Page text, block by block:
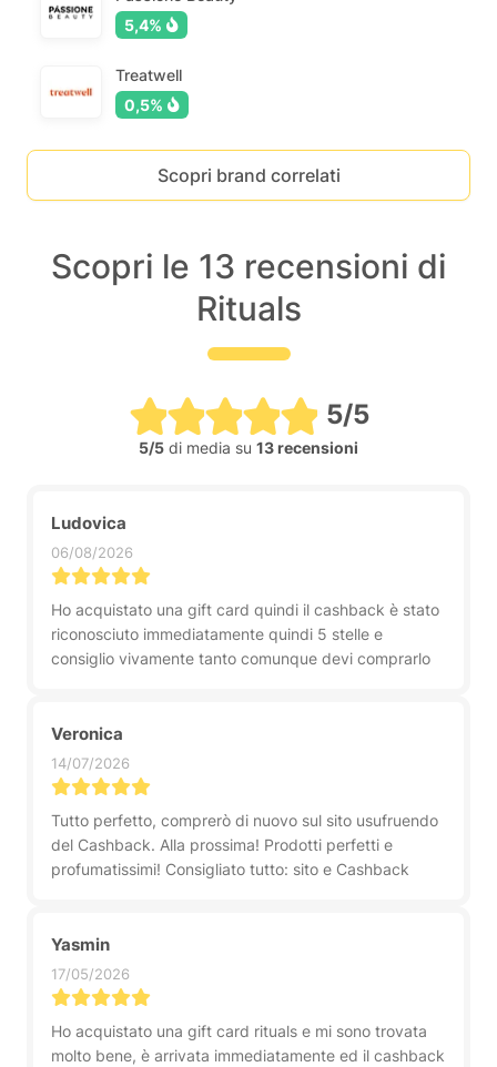
5,4%
Treatwell
0,5%
Scopri brand correlati
Scopri le 13 recensioni di
Rituals
5/5
5/5 di media su 13 recensioni
Ludovica
06/08/2026
Ho acquistato una gift card quindi il cashback è stato
riconosciuto immediatamente quindi 5 stelle e
consiglio vivamente tanto comunque devi comprarlo
Veronica
14/07/2026
Tutto perfetto, comprerò di nuovo sul sito usufruendo
del Cashback. Alla prossima! Prodotti perfetti e
profumatissimi! Consigliato tutto: sito e Cashback
Yasmin
17/05/2026
Ho acquistato una gift card rituals e mi sono trovata
molto bene, è arrivata immediatamente ed il cashback